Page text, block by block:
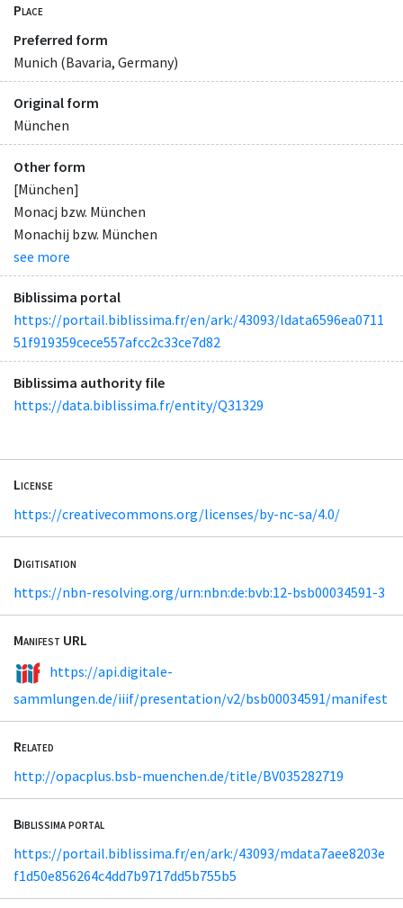
Place
Preferred form
Munich (Bavaria, Germany)
Original form
München
Other form
[München]
Monacj bzw. München
Monachij bzw. München
see more
Biblissima portal
https://portail.biblissima.fr/en/ark:/43093/ldata6596ea0711
51f919359cece557afcc2c33ce7d82
Biblissima authority file
https://data.biblissima.fr/entity/Q31329
License
https://creativecommons.org/licenses/by-nc-sa/4.0/
Digitisation
https://nbn-resolving.org/urn:nbn:de:bvb:12-bsb00034591-3
Manifest URL
https://api.digitale-
sammlungen.de/iiif/presentation/v2/bsb00034591/manifest
Related
http://opacplus.bsb-muenchen.de/title/BV035282719
Biblissima portal
https://portail.biblissima.fr/en/ark:/43093/mdata7aee8203e
f1d50e856264c4dd7b9717dd5b755b5